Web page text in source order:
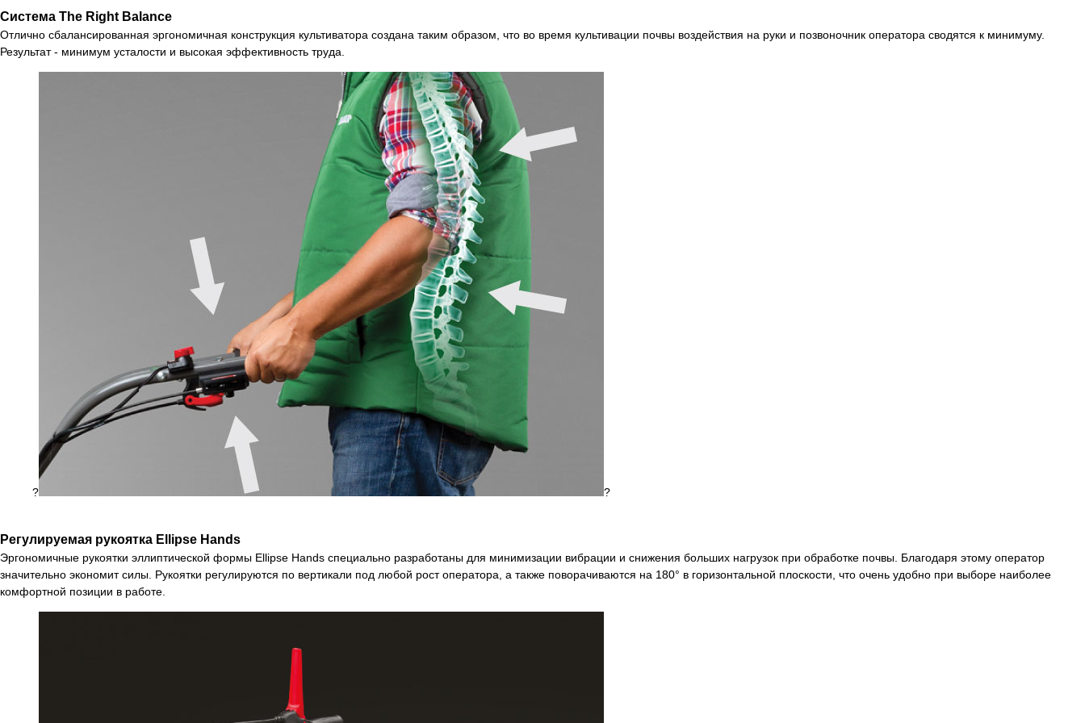
Система The Right Balance
Отлично сбалансированная эргономичная конструкция культиватора создана таким образом, что во время культивации почвы воздействия на руки и позвоночник оператора сводятся к минимуму.
Результат - минимум усталости и высокая эффективность труда.
? ?
Регулируемая рукоятка Ellipse Hands
Эргономичные рукоятки эллиптической формы Ellipse Hands специально разработаны для минимизации вибрации и снижения больших нагрузок при обработке почвы. Благодаря этому оператор
значительно экономит силы. Рукоятки регулируются по вертикали под любой рост оператора, а также поворачиваются на 180° в горизонтальной плоскости, что очень удобно при выборе наиболее
комфортной позиции в работе.